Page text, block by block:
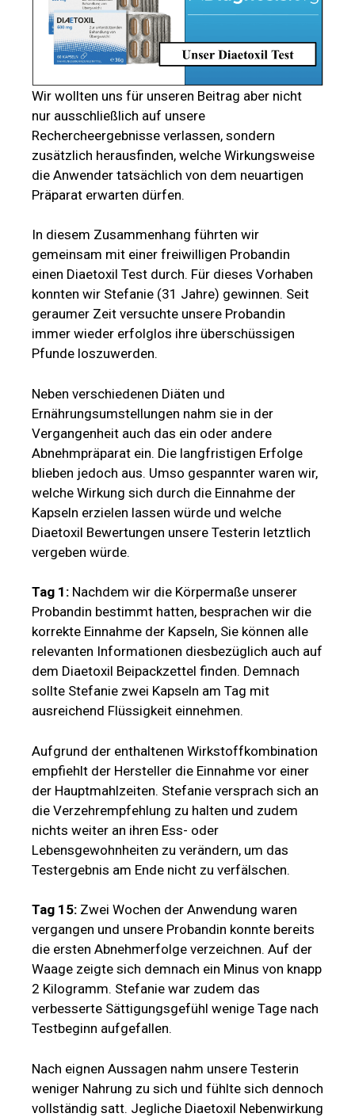
Wir wollten uns für unseren Beitrag aber nicht
nur ausschließlich auf unsere
Rechercheergebnisse verlassen, sondern
zusätzlich herausfinden, welche Wirkungsweise
die Anwender tatsächlich von dem neuartigen
Präparat erwarten dürfen.
In diesem Zusammenhang führten wir
gemeinsam mit einer freiwilligen Probandin
einen Diaetoxil Test durch. Für dieses Vorhaben
konnten wir Stefanie (31 Jahre) gewinnen. Seit
geraumer Zeit versuchte unsere Probandin
immer wieder erfolglos ihre überschüssigen
Pfunde loszuwerden.
Neben verschiedenen Diäten und
Ernährungsumstellungen nahm sie in der
Vergangenheit auch das ein oder andere
Abnehmpräparat ein. Die langfristigen Erfolge
blieben jedoch aus. Umso gespannter waren wir,
welche Wirkung sich durch die Einnahme der
Kapseln erzielen lassen würde und welche
Diaetoxil Bewertungen unsere Testerin letztlich
vergeben würde.
Tag 1: Nachdem wir die Körpermaße unserer
Probandin bestimmt hatten, besprachen wir die
korrekte Einnahme der Kapseln, Sie können alle
relevanten Informationen diesbezüglich auch auf
dem Diaetoxil Beipackzettel finden. Demnach
sollte Stefanie zwei Kapseln am Tag mit
ausreichend Flüssigkeit einnehmen.
Aufgrund der enthaltenen Wirkstoffkombination
empfiehlt der Hersteller die Einnahme vor einer
der Hauptmahlzeiten. Stefanie versprach sich an
die Verzehrempfehlung zu halten und zudem
nichts weiter an ihren Ess- oder
Lebensgewohnheiten zu verändern, um das
Testergebnis am Ende nicht zu verfälschen.
Tag 15: Zwei Wochen der Anwendung waren
vergangen und unsere Probandin konnte bereits
die ersten Abnehmerfolge verzeichnen. Auf der
Waage zeigte sich demnach ein Minus von knapp
2 Kilogramm. Stefanie war zudem das
verbesserte Sättigungsgefühl wenige Tage nach
Testbeginn aufgefallen.
Nach eignen Aussagen nahm unsere Testerin
weniger Nahrung zu sich und fühlte sich dennoch
vollständig satt. Jegliche Diaetoxil Nebenwirkung